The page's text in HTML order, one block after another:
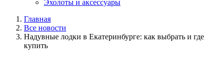
Эхолоты и аксессуары
Главная
Все новости
Надувные лодки в Екатеринбурге: как выбрать и где
купить